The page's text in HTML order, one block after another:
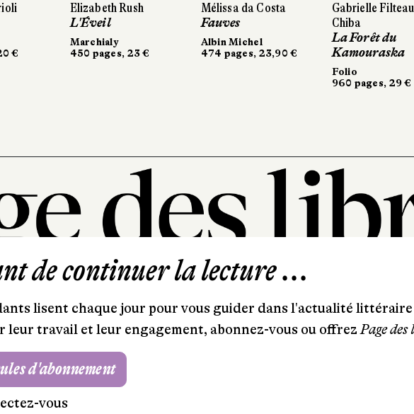
€
Elizabeth Rush
L'Éveil
Marchialy
450 pages, 23 €
Mélissa da Costa
Fauves
Albin Michel
474 pages, 23,90 €
Gabrielle
Chiba
La Forêt du
Kamouraska
Folio
960 pages, 29 €
101, rue Saint-Lazare
T. 01 44 41 97 20
RGPD
de continuer la lecture ...
lisent chaque jour pour vous guider dans l'actualité
leur travail et leur engagement, abonnez-vous ou offrezPage
d'abonnement
vous